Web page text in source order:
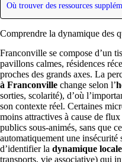
Où trouver des ressources
Comprendre la dynamique des
Franconville se compose d’un
pavillons calmes, résidences
proches des grands axes. La
à Franconville change selon l’
sorties, scolarité), d’où
son contexte réel. Certaines
moins attractives à cause de flux
publics sous-animés, sans que
automatiquement une insécurité
d’identifier la dynamique locale
transports, vie associative) qui